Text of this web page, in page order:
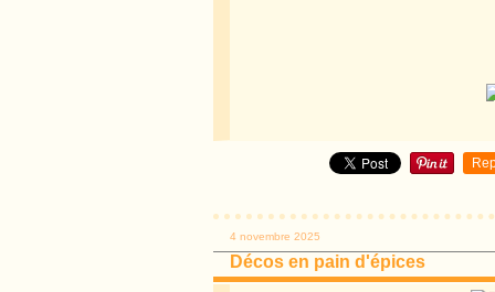
4 novembre 2025
Décos en pain d'épices